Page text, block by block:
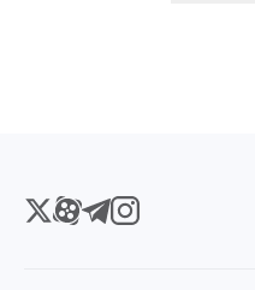
رفتارهای گذشته بازار و